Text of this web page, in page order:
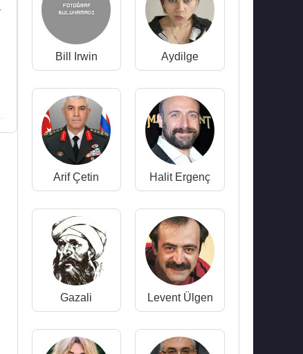
Bill Irwin Aydilge
Arif Çetin Halit Ergenç
Gazali Levent Ülgen